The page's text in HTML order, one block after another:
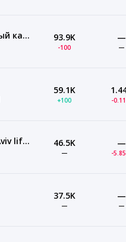
Серж 13-й Старый канал
93.9K
-100
—
—
59.1K
+100 -
Ksenia TLV Tel-Aviv life style
46.5K
—
—
-
37.5K
—
—
—